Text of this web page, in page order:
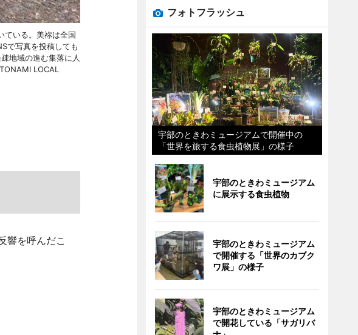
ている。美祢は全国
で写真を投稿しても
地域の進む集落に人
LOCAL
響を呼んだこ
フォトフラッシュ
宇部のときわミュージアムで開催中の
「世界を旅する食虫植物展」の様子
宇部のときわミュージアム
に展示する食虫植物
宇部のときわミュージアム
で開催する「世界のカブク
ワ展」の様子
宇部のときわミュージアム
で開花している「サガリバ